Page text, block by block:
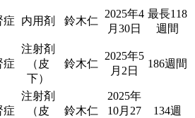
症 内用剤 鈴木仁
2025年4
月30日
最長118
週間
症
注射剤
（皮
下）
鈴木仁
2025年5
月2日
186週間
症
注射剤
（皮
鈴木仁
2025年
10月27
134週